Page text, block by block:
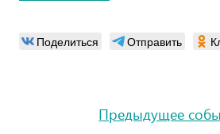
Поделиться Отправить
Предыдущее